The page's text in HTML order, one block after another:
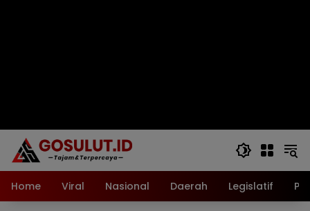
Home Viral Nasional Daerah Legislatif